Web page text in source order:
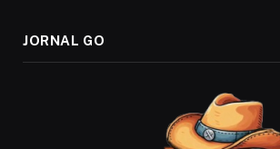
JORNAL GO